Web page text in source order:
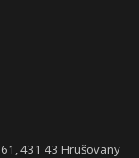
431 43 Hrušovany